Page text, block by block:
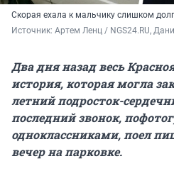
Скорая ехала к мальчику слишком
Источник: Артем Ленц / NGS24.RU,
Два дня назад весь
история, которая могла
летний подросток-
последний звонок,
одноклассниками, поел
вечер на парковке.